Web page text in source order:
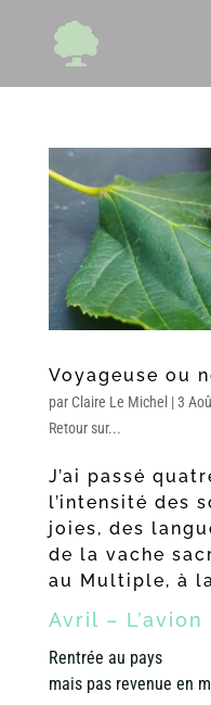
Voyageuse ou
par Claire Le Michel |3
Retour sur...
J’ai passé
l’intensité des
joies, des
de la vache
au Multiple, à
Avril – L’avion
Rentrée au pays
mais pas revenue en